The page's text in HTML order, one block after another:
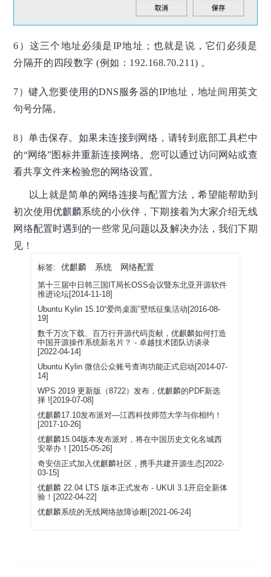
6）这三个地址必须是IP地址；也就是说，它们必须是
分隔开的四段数字 (例如：192.168.70.211) 。
7）键入您要使用的DNS服务器的IP地址，地址间用英文
句号分隔。
8）单击保存。如果未连接到网络，请转到底部工具栏中
的“网络”图标并重新连接网络。您可以通过访问网站或查
看共享文件来检验您的网络设置。
以上就是简单的网络连接与配置方法，希望能帮助到
初次使用优麒麟系统的小伙伴，下期接着为大家介绍无线
网络配置时遇到的一些常见问题以及解决办法，我们下期
见！
标签: 优麒麟 系统 网络配置
第十三届中日韩三国IT局长OSS会议暨东北亚开源软件
推进论坛[2014-11-18]
Ubuntu Kylin 15.10“爱尚桌面”壁纸征集活动[2016-08-
19]
数千万次下载、百万行开源代码贡献，优麒麟如何打造
中国开源操作系统新名片？ - 卓越技术团队访谈录
[2022-04-14]
Ubuntu Kylin 微信公众账号查询功能正式启动[2014-07-
14]
WPS 2019 更新版（8722）发布，优麒麟的PDF新选
择 ![2019-07-08]
优麒麟17.10发布派对—江西科技师范大学与你相约！
[2017-10-26]
优麒麟15.04版本发布派对，将在中国历史文化名城西
安举办！[2015-05-26]
奇安信正式加入优麒麟社区，携手共建开源生态[2022-
03-15]
优麒麟 22.04 LTS 版本正式发布 - UKUI 3.1开启全新体
验！[2022-04-22]
优麒麟系统的无线网络故障诊断[2021-06-24]